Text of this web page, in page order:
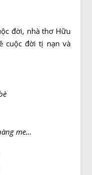
đời, nhà thơ Hữu
cuộc đời tị nạn và
me…